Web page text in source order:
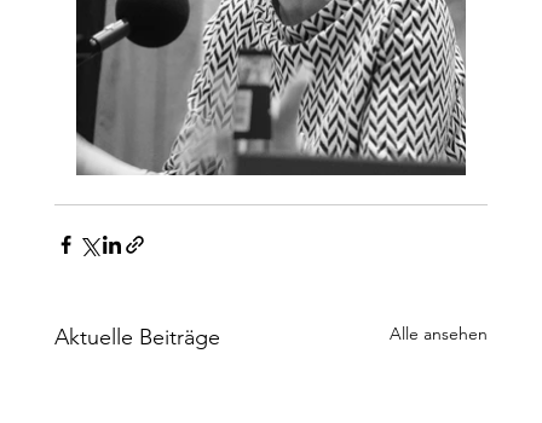
Aktuelle Beiträge Alle ansehen